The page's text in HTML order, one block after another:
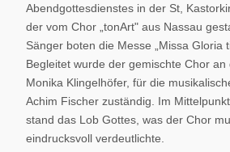
Abendgottesdienstes in der St,
der vom Chor „tonArt" aus Nassau
Sänger boten die Messe „Missa Gloria
Begleitet wurde der gemischte Chor an
Monika Klingelhöfer, für die
Achim Fischer zuständig. Im
stand das Lob Gottes, was der Chor
eindrucksvoll verdeutlichte.